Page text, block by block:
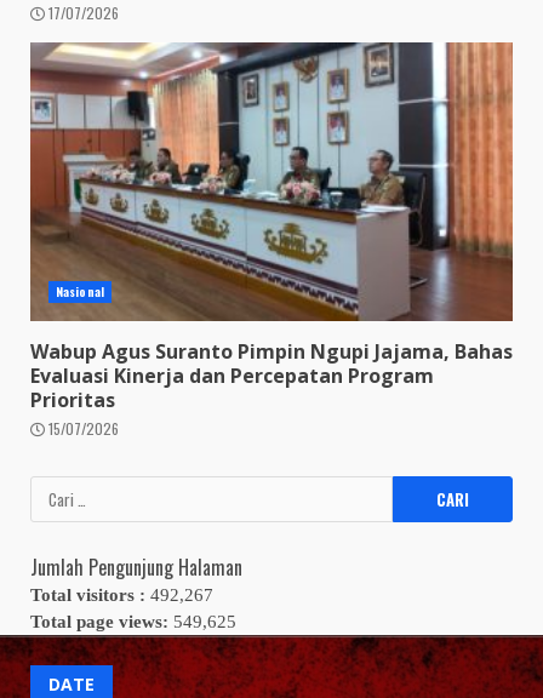
17/07/2026
Nasional
Wabup Agus Suranto Pimpin Ngupi Jajama, Bahas
Evaluasi Kinerja dan Percepatan Program
Prioritas
15/07/2026
Cari
untuk:
Jumlah Pengunjung Halaman
Total visitors : 492,267
Total page views: 549,625
DATE